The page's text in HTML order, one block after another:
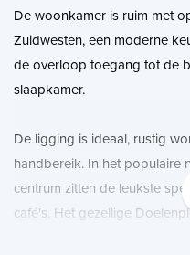
De woonkamer is ruim met
Zuidwesten, een moderne
de overloop toegang tot de
slaapkamer.
De ligging is ideaal, rustig
handbereik. In het populaire
centrum zitten de leukste
café's. Het gezellige